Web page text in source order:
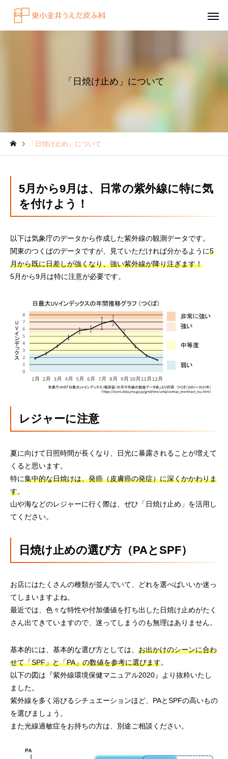
水虫（足白癬）を放置する
円形脱毛症になぜ「光
～エキシマライト（紫
「日焼け止め」について
「日焼け止め」について
5月から9月は、日常の紫外線に特に気
を付けよう！
以下は気象庁のデータから作成した紫外線の観測データです。
関東のつくばのデータですが、見ていただければ分かるように5
月から既に日差しが強くなり、強い紫外線が降り注ぎます！
5月から9月は特に注意が必要です。
レジャーに注意
夏に向けて日照時間が長くなり、日光に暴露されることが増えて
くると思います。
特に集中的な日焼けは、発癌（皮膚癌の発症）に深くかかわりま
す。
山や海などのレジャーに行く際は、ぜひ「日焼け止め」を活用し
てください。
日焼け止めの選び方（PAとSPF）
お店にはたくさんの種類が並んでいて、どれを選べばいいか迷っ
てしまいますよね。
最近では、色々な特性や付加価値を打ち出した日焼け止めがたく
さん出てきていますので、迷ってしまうのも無理はありません。
基本的には、基本的な選び方としては、 お出かけのシーンに合わ
せて「SPF」と「PA」の数値を参考に選びます。
以下の図は『紫外線環境保健マニュアル2020』より抜粋いたし
ました。
紫外線を多く浴びるシチュエーションほど、PAとSPFの高いもの
を選びましょう。
また光線過敏症をお持ちの方は、別途ご相談ください。